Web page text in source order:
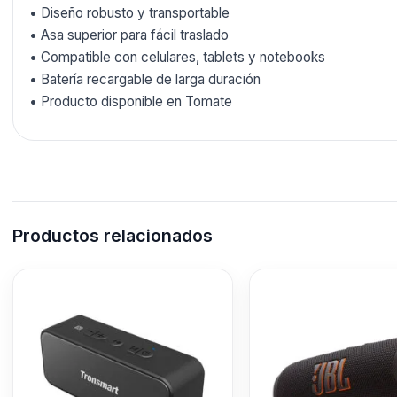
• Diseño robusto y transportable
• Asa superior para fácil traslado
• Compatible con celulares, tablets y notebooks
• Batería recargable de larga duración
• Producto disponible en Tomate
Productos relacionados